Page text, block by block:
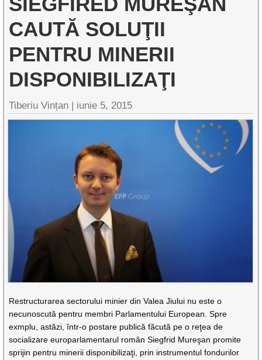
CAUTĂ SOLUŢII
PENTRU MINERII
DISPONIBILIZAŢI
Tiberiu Vințan | iunie 5, 2015
Restructurarea sectorului minier din Valea Jiului nu este o
necunoscută pentru membri Parlamentului European. Spre
exmplu, astăzi, într-o postare publică făcută pe o reţea de
socializare europarlamentarul român Siegfrid Mureşan promite
sprijin pentru minerii disponibilizaţi, prin instrumentul fondurilor